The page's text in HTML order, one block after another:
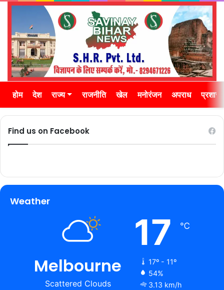
होम देश राज्य राजनीति खेल मनोरंजन अपराध
Find us on Facebook
Weather
Melbourne
Scattered Clouds
17 ℃
17º - 11º
54%
3.13 km/h